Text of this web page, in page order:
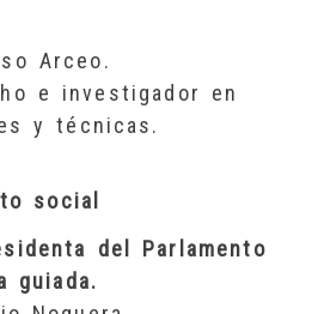
Arceo.
e investigador en
y técnicas.
social
del Parlamento
guiada.